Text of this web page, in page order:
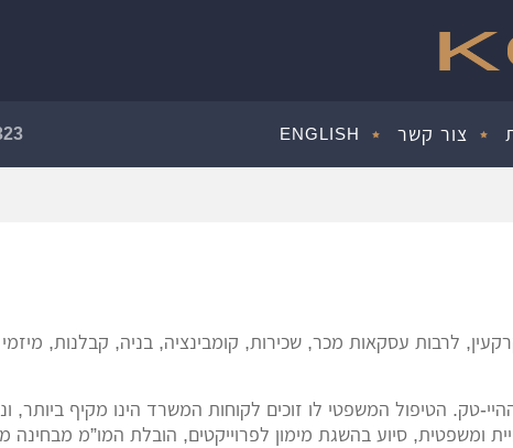
צור קשר ENGLISH
לרבות עסקאות מכר, שכירות, קומבינציה, בניה, קבלנות, מיזמי
טק. הטיפול המשפטי לו זוכים לקוחות המשרד הינו מקיף ביותר,
ומשפטית, סיוע בהשגת מימון לפרוייקטים, הובלת המו”מ מבחינה